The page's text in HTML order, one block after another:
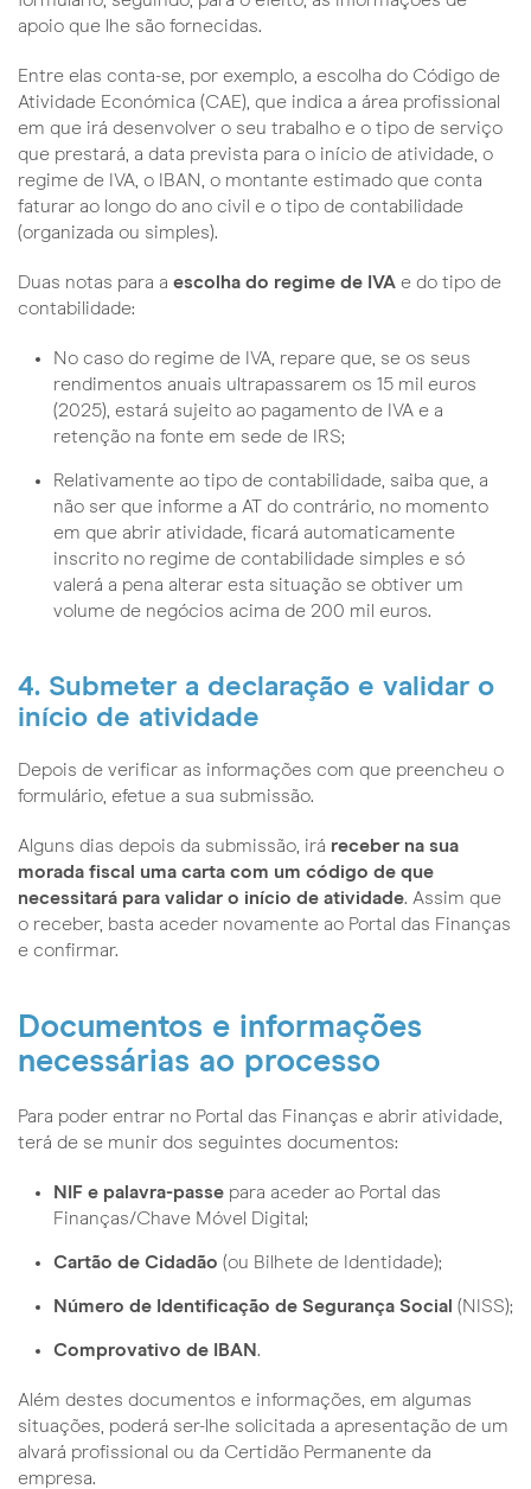
apoio que lhe são fornecidas.
Entre elas conta-se, por exemplo, a escolha do Código de
Atividade Económica (CAE), que indica a área profissional
em que irá desenvolver o seu trabalho e o tipo de serviço
que prestará, a data prevista para o início de atividade, o
regime de IVA, o IBAN, o montante estimado que conta
faturar ao longo do ano civil e o tipo de contabilidade
(organizada ou simples).
Duas notas para a escolha do regime de IVA e do tipo de
contabilidade:
No caso do regime de IVA, repare que, se os seus
rendimentos anuais ultrapassarem os 15 mil euros
(2025), estará sujeito ao pagamento de IVA e a
retenção na fonte em sede de IRS;
Relativamente ao tipo de contabilidade, saiba que, a
não ser que informe a AT do contrário, no momento
em que abrir atividade, ficará automaticamente
inscrito no regime de contabilidade simples e só
valerá a pena alterar esta situação se obtiver um
volume de negócios acima de 200 mil euros.
4. Submeter a declaração e validar o
início de atividade
Depois de verificar as informações com que preencheu o
formulário, efetue a sua submissão.
Alguns dias depois da submissão, irá receber na sua
morada fiscal uma carta com um código de que
necessitará para validar o início de atividade. Assim que
o receber, basta aceder novamente ao Portal das Finanças
e confirmar.
Documentos e informações
necessárias ao processo
Para poder entrar no Portal das Finanças e abrir atividade,
terá de se munir dos seguintes documentos:
NIF e palavra-passe para aceder ao Portal das
Finanças/Chave Móvel Digital;
Cartão de Cidadão (ou Bilhete de Identidade);
Número de Identificação de Segurança Social (NISS);
Comprovativo de IBAN.
Além destes documentos e informações, em algumas
situações, poderá ser-lhe solicitada a apresentação de um
alvará profissional ou da Certidão Permanente da
empresa.